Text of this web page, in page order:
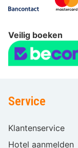
Veilig boeken
Service
Klantenservice
Hotel aanmelden